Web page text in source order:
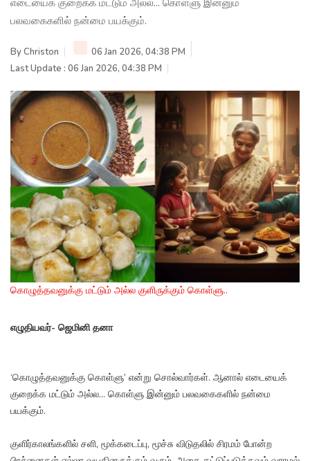
பலவகைகளில் நன்மை பயக்கும்.
ByChriston
06 Jan 2026, 04:38 PM
Last Update : 06 Jan 2026, 04:38 PM
கொழுத்தவனுக்கு மட்டும் அல்ல குளிருக்கும் கொள்ளு..
எழுதியவர்- ஜெமினி தனா
‘கொழுத்தவனுக்கு கொள்ளு’ என்று சொல்வார்கள். ஆனால் எடையைக்
குறைக்க மட்டும் அல்ல... கொள்ளு இன்னும் பலவகைகளில் நன்மை
பயக்கும்.
குளிர்காலங்களில் சளி, மூக்கடைப்பு, மூச்சு விடுதலில் சிரமம் போன்ற